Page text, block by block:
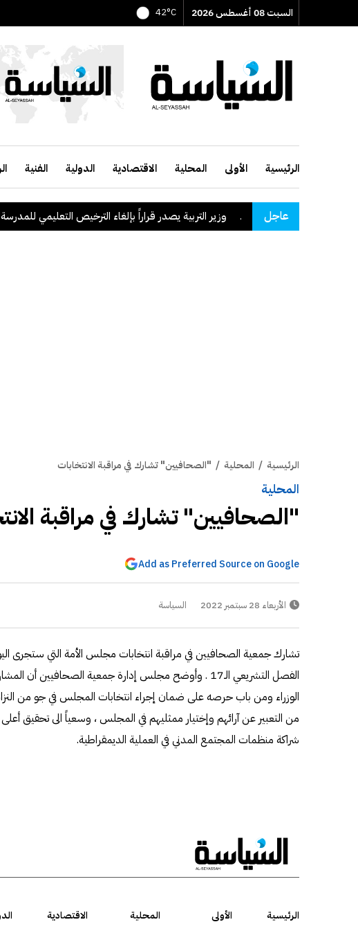
السبت 08 أغسطس 2026 42°C
الرئيسية الأولى المحلية الاقتصادية الدولية الفنية
عاجلنجران السعودية وزير التربية يصدر قراراً بإلغاء الترخيص التعليمي للمدرسة
الرئيسية / المحلية / "الصحافيين" تشارك في مراقبة الانتخابات
المحلية
"الصحافيين" تشارك في مراقبة
Add as Preferred Source on Google
الأربعاء 28 سبتمبر 2022 السياسة
تشارك جمعية الصحافيين في مراقبة انتخابات مجلس الأمة التي ستجرى
الفصل التشريعي الـ17 . وأوضح مجلس إدارة جمعية الصحافيين
الوزراء ومن باب حرصه على ضمان إجراء انتخابات المجلس في جو من
من التعبير عن آرائهم وإختيار ممثليهم في المجلس ، وسعياً الى تحقيق أعلى
شراكة منظمات المجتمع المدني في العملية الديمقراطية.
الرئيسية الأولى المحلية الاقتصادية